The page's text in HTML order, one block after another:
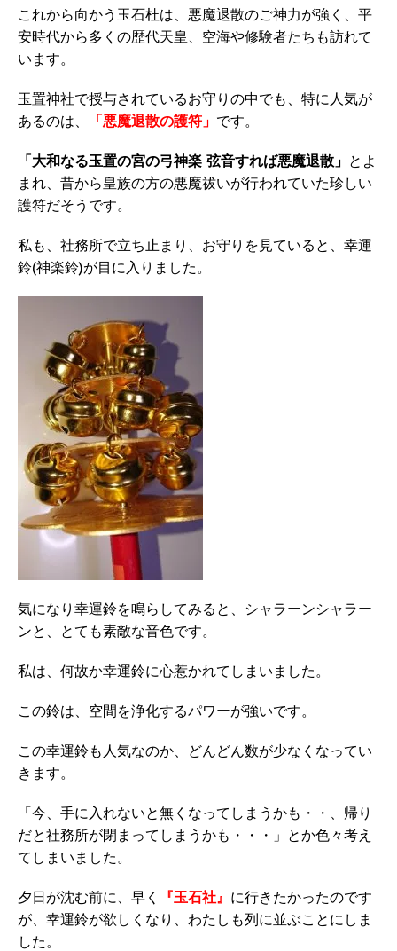
これから向かう玉石杜は、悪魔退散のご神力が強く、平
安時代から多くの歴代天皇、空海や修験者たちも訪れて
います。
玉置神社で授与されているお守りの中でも、特に人気が
あるのは、
「悪魔退散の護符」 です。
「大和なる玉置の宮の弓神楽 弦音すれば悪魔退散」 とよ
まれ、昔から皇族の方の悪魔祓いが行われていた珍しい
護符だそうです。
私も、社務所で立ち止まり、お守りを見ていると、幸運
鈴(神楽鈴)が目に入りました。
気になり幸運鈴を鳴らしてみると、シャラーンシャラー
ンと、とても素敵な音色です。
私は、何故か幸運鈴に心惹かれてしまいました。
この鈴は、空間を浄化するパワーが強いです。
この幸運鈴も人気なのか、どんどん数が少なくなってい
きます。
「今、手に入れないと無くなってしまうかも・・、帰り
だと社務所が閉まってしまうかも・・・」とか色々考え
てしまいました。
夕日が沈む前に、早く 『玉石社』 に行きたかったのです
が、幸運鈴が欲しくなり、わたしも列に並ぶことにしま
した。